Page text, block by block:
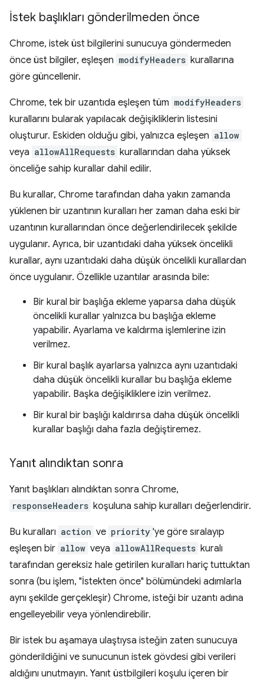
İstek başlıkları gönderilmeden önce
Chrome, istek üst bilgilerini sunucuya göndermeden
önce üst bilgiler, eşleşen modifyHeaders kurallarına
göre güncellenir.
Chrome, tek bir uzantıda eşleşen tüm modifyHeaders
kurallarını bularak yapılacak değişikliklerin listesini
oluşturur. Eskiden olduğu gibi, yalnızca eşleşen allow
veya allowAllRequests kurallarından daha yüksek
önceliğe sahip kurallar dahil edilir.
Bu kurallar, Chrome tarafından daha yakın zamanda
yüklenen bir uzantının kuralları her zaman daha eski bir
uzantının kurallarından önce değerlendirilecek şekilde
uygulanır. Ayrıca, bir uzantıdaki daha yüksek öncelikli
kurallar, aynı uzantıdaki daha düşük öncelikli kurallardan
önce uygulanır. Özellikle uzantılar arasında bile:
Bir kural bir başlığa ekleme yaparsa daha düşük
öncelikli kurallar yalnızca bu başlığa ekleme
yapabilir. Ayarlama ve kaldırma işlemlerine izin
verilmez.
Bir kural başlık ayarlarsa yalnızca aynı uzantıdaki
daha düşük öncelikli kurallar bu başlığa ekleme
yapabilir. Başka değişikliklere izin verilmez.
Bir kural bir başlığı kaldırırsa daha düşük öncelikli
kurallar başlığı daha fazla değiştiremez.
Yanıt alındıktan sonra
Yanıt başlıkları alındıktan sonra Chrome,
responseHeaders koşuluna sahip kuralları değerlendirir.
Bu kuralları action ve priority 'ye göre sıralayıp
eşleşen bir allow veya allowAllRequests kuralı
tarafından gereksiz hale getirilen kuralları hariç tuttuktan
sonra (bu işlem, "İstekten önce" bölümündeki adımlarla
aynı şekilde gerçekleşir) Chrome, isteği bir uzantı adına
engelleyebilir veya yönlendirebilir.
Bir istek bu aşamaya ulaştıysa isteğin zaten sunucuya
gönderildiğini ve sunucunun istek gövdesi gibi verileri
aldığını unutmayın. Yanıt üstbilgileri koşulu içeren bir